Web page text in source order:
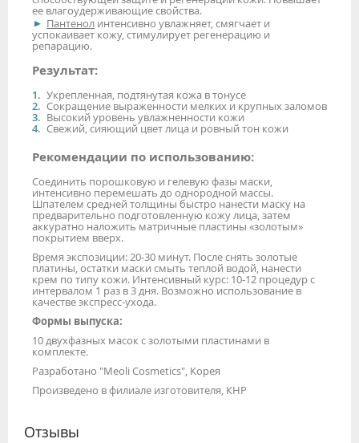
ее влагоудерживающие свойства.
Пантенол интенсивно увлажняет, смягчает и
успокаивает кожу, стимулирует регенерацию и
репарацию.
Результат:
Укрепленная, подтянутая кожа в тонусе
Сокращение выраженности мелких и крупных заломов
Высокий уровень увлажненности кожи
Свежий, сияющий цвет лица и ровный тон кожи
Рекомендации по использованию:
Соединить порошковую и гелевую фазы маски,
интенсивно перемешать до однородной массы.
Шпателем средней толщины быстро нанести маску на
предварительно подготовленную кожу лица, затем
аккуратно наложить матричные пластины «золотым»
покрытием вверх.
Время экспозиции: 20-30 минут. После снять золотые
платины, остатки маски смыть теплой водой, нанести
крем по типу кожи. Интенсивный курс: 10-12 процедур с
интервалом 1 раз в 3 дня. Возможно использование в
качестве экспресс-ухода.
Формы выпуска:
10 двухфазных масок с золотыми пластинами в
комплекте.
Разработано "Meoli Cosmetics", Корея
Произведено в филиале изготовителя, КНР
Отзывы